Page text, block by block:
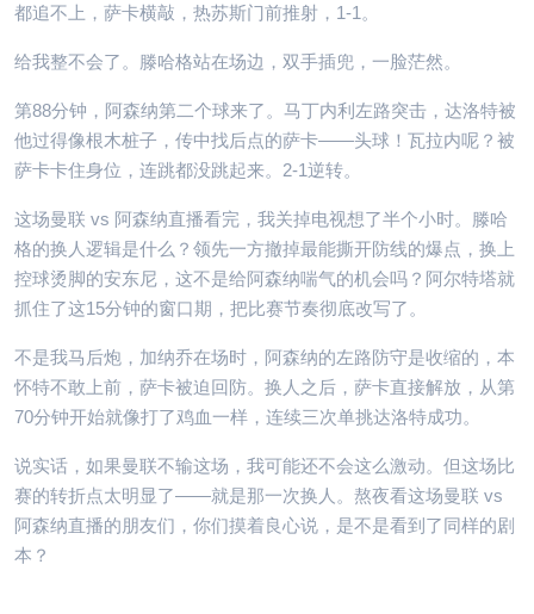
都追不上，萨卡横敲，热苏斯门前推射，1-1。
给我整不会了。滕哈格站在场边，双手插兜，一脸茫然。
第88分钟，阿森纳第二个球来了。马丁内利左路突击，达洛特被
他过得像根木桩子，传中找后点的萨卡——头球！瓦拉内呢？被
萨卡卡住身位，连跳都没跳起来。2-1逆转。
这场曼联 vs 阿森纳直播看完，我关掉电视想了半个小时。滕哈
格的换人逻辑是什么？领先一方撤掉最能撕开防线的爆点，换上
控球烫脚的安东尼，这不是给阿森纳喘气的机会吗？阿尔特塔就
抓住了这15分钟的窗口期，把比赛节奏彻底改写了。
不是我马后炮，加纳乔在场时，阿森纳的左路防守是收缩的，本
怀特不敢上前，萨卡被迫回防。换人之后，萨卡直接解放，从第
70分钟开始就像打了鸡血一样，连续三次单挑达洛特成功。
说实话，如果曼联不输这场，我可能还不会这么激动。但这场比
赛的转折点太明显了——就是那一次换人。熬夜看这场曼联 vs
阿森纳直播的朋友们，你们摸着良心说，是不是看到了同样的剧
本？